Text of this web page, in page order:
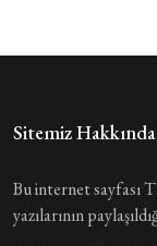
Sitemiz Hakkında
Bu internet sayfası
yazılarının